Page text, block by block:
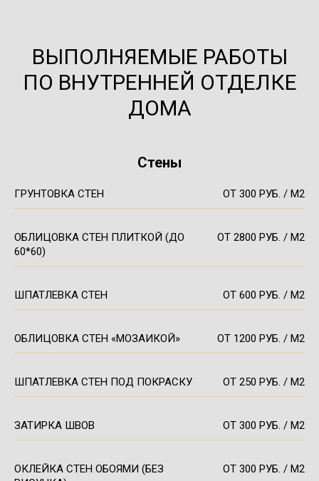
ВЫПОЛНЯЕМЫЕ РАБОТЫ
ПО ВНУТРЕННЕЙ ОТДЕЛКЕ
ДОМА
Стены
ГРУНТОВКА СТЕН ОТ 300 РУБ. / М2
ОБЛИЦОВКА СТЕН ПЛИТКОЙ (ДО
60*60)
ОТ 2800 РУБ. / М2
ШПАТЛЕВКА СТЕН ОТ 600 РУБ. / М2
ОБЛИЦОВКА СТЕН «МОЗАИКОЙ» ОТ 1200 РУБ. / М2
ШПАТЛЕВКА СТЕН ПОД ПОКРАСКУ ОТ 250 РУБ. / М2
ЗАТИРКА ШВОВ ОТ 300 РУБ. / М2
ОКЛЕЙКА СТЕН ОБОЯМИ (БЕЗ
ОТ 300 РУБ. / М2